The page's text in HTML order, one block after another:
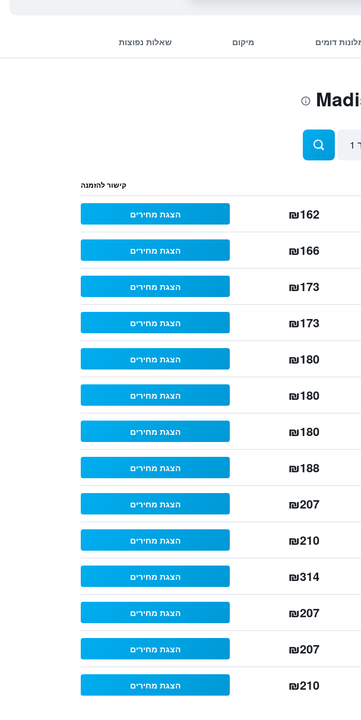
דומים מיקום שאלות נפוצות
קישור להזמנה
₪162 הצגת מחירים
₪166 הצגת מחירים
₪173 הצגת מחירים
₪173 הצגת מחירים
₪180 הצגת מחירים
₪180 הצגת מחירים
₪180 הצגת מחירים
₪188 הצגת מחירים
₪207 הצגת מחירים
₪210 הצגת מחירים
₪314 הצגת מחירים
₪207 הצגת מחירים
₪207 הצגת מחירים
₪210 הצגת מחירים